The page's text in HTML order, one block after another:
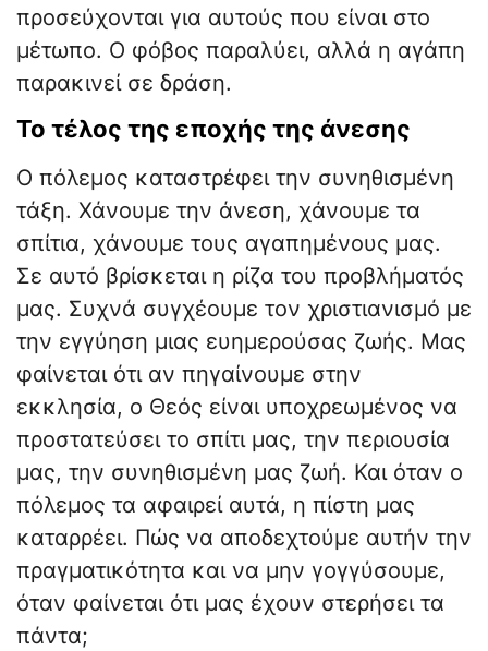
προσεύχονται για αυτούς που είναι στο
μέτωπο. Ο φόβος παραλύει, αλλά η αγάπη
παρακινεί σε δράση.
Το τέλος της εποχής της άνεσης
Ο πόλεμος καταστρέφει την συνηθισμένη
τάξη. Χάνουμε την άνεση, χάνουμε τα
σπίτια, χάνουμε τους αγαπημένους μας.
Σε αυτό βρίσκεται η ρίζα του προβλήματός
μας. Συχνά συγχέουμε τον χριστιανισμό με
την εγγύηση μιας ευημερούσας ζωής. Μας
φαίνεται ότι αν πηγαίνουμε στην
εκκλησία, ο Θεός είναι υποχρεωμένος να
προστατεύσει το σπίτι μας, την περιουσία
μας, την συνηθισμένη μας ζωή. Και όταν ο
πόλεμος τα αφαιρεί αυτά, η πίστη μας
καταρρέει. Πώς να αποδεχτούμε αυτήν την
πραγματικότητα και να μην γογγύσουμε,
όταν φαίνεται ότι μας έχουν στερήσει τα
πάντα;